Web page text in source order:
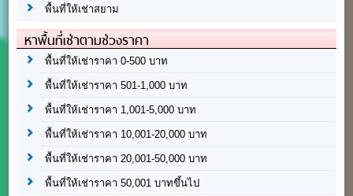
พื้นที่ให้เช่าสยาม
หาพื้นที่เช่าตามช่วงราคา
พื้นที่ให้เช่าราคา 0-500 บาท
พื้นที่ให้เช่าราคา 501-1,000 บาท
พื้นที่ให้เช่าราคา 1,001-5,000 บาท
พื้นที่ให้เช่าราคา 10,001-20,000 บาท
พื้นที่ให้เช่าราคา 20,001-50,000 บาท
พื้นที่ให้เช่าราคา 50,001 บาทขึ้นไป